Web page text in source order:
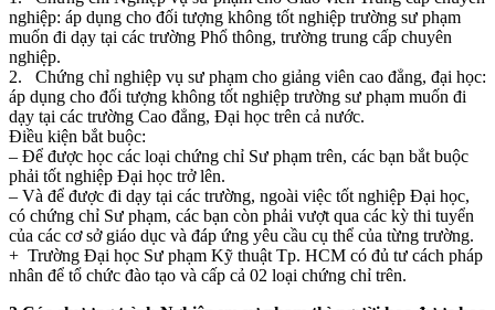
nghiệp: áp dụng cho đối tượng không tốt nghiệp trường sư phạm
muốn đi dạy tại các trường Phổ thông, trường trung cấp chuyên
nghiệp.
2. Chứng chỉ nghiệp vụ sư phạm cho giảng viên cao đẳng, đại học:
áp dụng cho đối tượng không tốt nghiệp trường sư phạm muốn đi
dạy tại các trường Cao đẳng, Đại học trên cả nước.
Điều kiện bắt buộc:
– Để được học các loại chứng chỉ Sư phạm trên, các bạn bắt buộc
phải tốt nghiệp Đại học trở lên.
– Và để được đi dạy tại các trường, ngoài việc tốt nghiệp Đại học,
có chứng chỉ Sư phạm, các bạn còn phải vượt qua các kỳ thi tuyển
của các cơ sở giáo dục và đáp ứng yêu cầu cụ thể của từng trường.
+ Trường Đại học Sư phạm Kỹ thuật Tp. HCM có đủ tư cách pháp
nhân để tổ chức đào tạo và cấp cả 02 loại chứng chỉ trên.